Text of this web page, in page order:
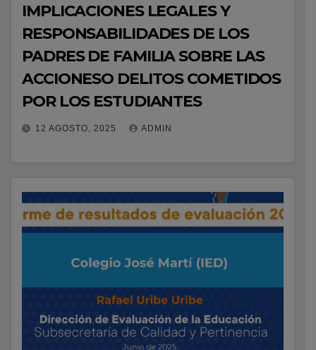
IMPLICACIONES LEGALES Y
RESPONSABILIDADES DE LOS
PADRES DE FAMILIA SOBRE LAS
ACCIONESO DELITOS COMETIDOS
POR LOS ESTUDIANTES
12 AGOSTO, 2025 ADMIN